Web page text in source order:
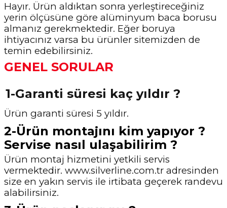
Hayır. Ürün aldıktan sonra yerleştireceğiniz
yerin ölçüsüne göre alüminyum baca borusu
almanız gerekmektedir. Eğer boruya
ihtiyacınız varsa bu ürünler sitemizden de
temin edebilirsiniz.
GENEL SORULAR
1-Garanti süresi kaç yıldır ?
Ürün garanti süresi 5 yıldır.
2-Ürün montajını kim yapıyor ?
Servise nasıl ulaşabilirim ?
Ürün montaj hizmetini yetkili servis
vermektedir. www.silverline.com.tr adresinden
size en yakın servis ile irtibata geçerek randevu
alabilirsiniz.